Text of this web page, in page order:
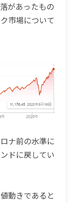
があったもの
市場について
ナ前の水準に
ドに戻してい
動きであると